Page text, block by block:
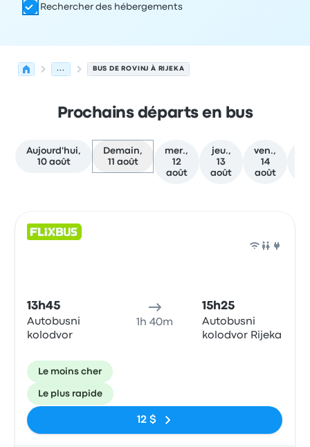
Rechercher des hébergements
... BUS DE ROVINJ À RIJEKA
Prochains départs en bus
Aujourd'hui,
10 août
Demain,
11 août
mer.,
12
août
jeu.,
13
août
ven.,
14
août
13h45
Autobusni
kolodvor
1h 40m
15h25
Autobusni
kolodvor Rijeka
Le moins cher
Le plus rapide
12 $